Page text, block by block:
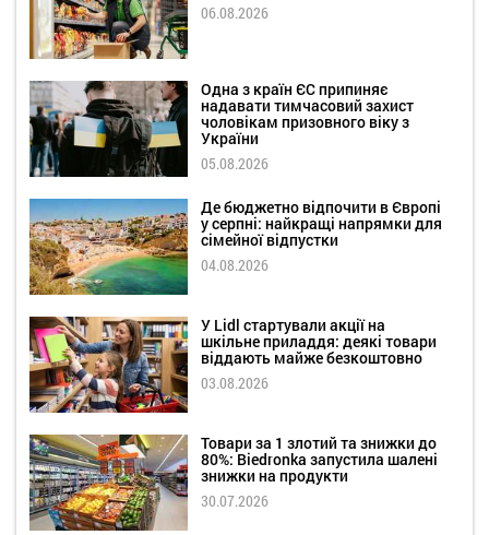
06.08.2026
Одна з країн ЄС припиняє
надавати тимчасовий захист
чоловікам призовного віку з
України
05.08.2026
Де бюджетно відпочити в Європі
у серпні: найкращі напрямки для
сімейної відпустки
04.08.2026
У Lidl стартували акції на
шкільне приладдя: деякі товари
віддають майже безкоштовно
03.08.2026
Товари за 1 злотий та знижки до
80%: Biedronka запустила шалені
знижки на продукти
30.07.2026